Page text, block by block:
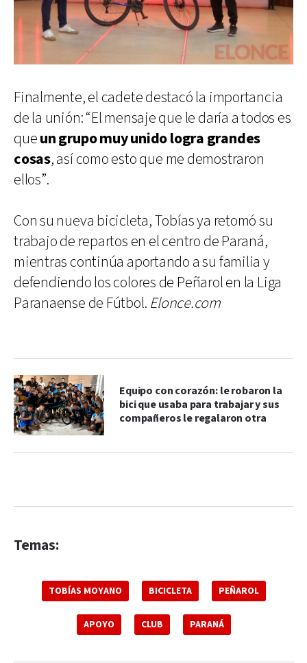
Finalmente, el cadete destacó la importancia
de la unión: “El mensaje que le daría a todos es
queun grupo muy unido logra grandes
cosas, así como esto que me demostraron
ellos”.
Con su nueva bicicleta, Tobías ya retomó su
trabajo de repartos en el centro de Paraná,
mientras continúa aportando a su familia y
defendiendo los colores de Peñarol en la Liga
Paranaense de Fútbol. Elonce.com
Equipo con corazón: le robaron la
bici que usaba para trabajar y sus
compañeros le regalaron otra
Temas:
TOBÍAS MOYANO BICICLETA PEÑAROL
APOYO CLUB PARANÁ